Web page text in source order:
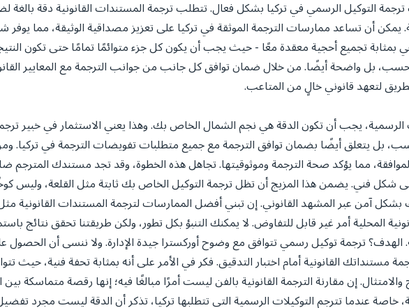
ترجمة التوكيل الرسمي في تركيا بشكل فعال. تتطلب ترجمة المستندات القانونية دقة بالغة
يمكن أن تساعد ممارسات الترجمة الموثقة في تركيا على تعزيز مصداقية الوثيقة، مما يوفر
هي بمثابة تجميع أحجية معقدة معًا - حيث يجب أن يكون كل جزء متوائمًا تمامًا حتى تكون
بل واضحة أيضًا. من خلال ضمان توافق كل جانب من جوانب الترجمة مع المعايير
لتعهد قانوني خالٍ من المتاعب.
الرسمية، يجب أن تكون الدقة هي نجم الشمال الخاص بك. وهذا يعني الاستثمار في خبير
بل يتعلق أيضًا بضمان توافق الترجمة مع جميع متطلبات تفويضات الترجمة في تركيا.
الموافقة، مما يؤكد صحة الترجمة وموثوقيتها. تجاهل هذه الخطوة، وقد تجد مستندك
شكل فني. يضمن هذا المزيج أن تظل ترجمة التوكيل الخاص بك ثابتة مثل القلعة، وليس
آمن عبر المشهد القانوني. إن تبني أفضل الممارسات لترجمة المستندات القانونية
المحلية أمر غير قابل للتفاوض. لا يمكنك التنبؤ بكل تطور، ولكن طريقتنا تحقق نتائج
الهدف؟ ترجمة توكيل رسمي تتوافق مع وضوح أوركسترا جيدة الإدارة. ولا ننسى أن الحصول
مستنداتك القانونية أمام اختبار التدقيق. فكر في الأمر على أنه بمثابة تحفة فنية،
إن مقارنة الترجمة القانونية بالفن ليست أمرًا مبالغًا فيه؛ إنها رقصة متماسكة بين
خاصة عندما تترجم التوكيلات الرسمية التي تتطلبها تركيا، تذكر أن الدقة ليست مجرد